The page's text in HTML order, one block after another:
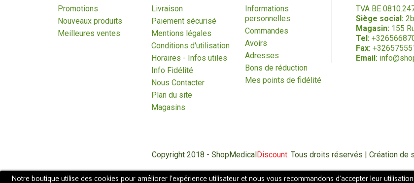
Notre boutique utilise des cookies pour améliorer l'expérience utilisateur et nous vous recommandons d'accepter leur
Promotions
Nouveaux produits
Meilleures ventes
Livraison
Paiement sécurisé
Mentions légales
Conditions d'utilisation
Horaires - Infos utiles
Info Fidélité
Nous Contacter
Plan du site
Magasins
Informations
personnelles
Commandes
Avoirs
Adresses
Bons de réduction
Mes points de fidélité
TVA BE
Siège social:2b
Magasin:155
Tel:
Fax:
Email:
Copyright 2018 - ShopMedicalDiscount. Tous droits réservés | Création de